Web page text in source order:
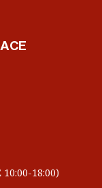
18:00)